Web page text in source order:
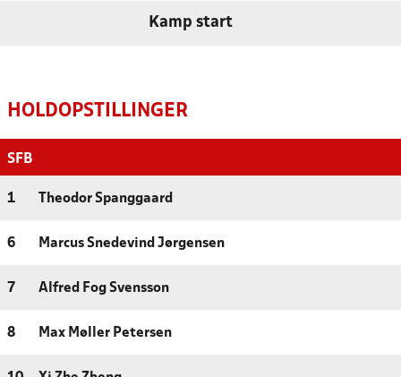
Kamp start
HOLDOPSTILLINGER
SFB
1 Theodor Spanggaard
6 Marcus Snedevind Jørgensen
7 Alfred Fog Svensson
8 Max Møller Petersen